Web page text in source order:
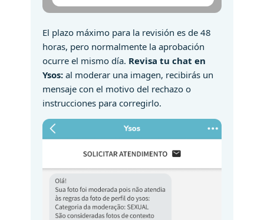
El plazo máximo para la revisión es de 48
horas, pero normalmente la aprobación
ocurre el mismo día. Revisa tu chat en
Ysos: al moderar una imagen, recibirás un
mensaje con el motivo del rechazo o
instrucciones para corregirlo.